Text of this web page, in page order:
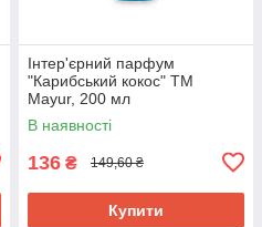
Інтер'єрний парфум
"Карибський кокос" ТМ
Mayur, 200 мл
В наявності
136 ₴ 149,60 ₴
Купити